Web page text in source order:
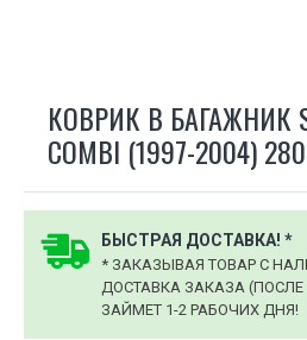
КОВРИК В БАГАЖНИК
COMBI (1997-2004)
БЫСТРАЯ ДОСТАВКА! *
* ЗАКАЗЫВАЯ ТОВАР С
ДОСТАВКА ЗАКАЗА
ЗАЙМЕТ 1-2 РАБОЧИХ ДНЯ!